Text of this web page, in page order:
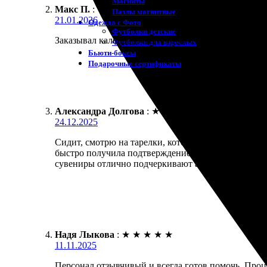
Пазлы магнитные
Одежда с Фото
Футболки детские
Футболки для взрослых
Бьюти-боксы
Подарочные сертификаты
Макс П. :
21.01.2026
Заказывал календарь настенный с детскими фото.
Александра Долгова : ★
24.12.2025
Сидит, смотрю на тарелки, которые заказала.
быстро получила подтверждение. Сотрудники
сувениры отлично подчеркивают атмосферу дома.
Надя Лыкова : ★ ★ ★ ★ ★
11.11.2025